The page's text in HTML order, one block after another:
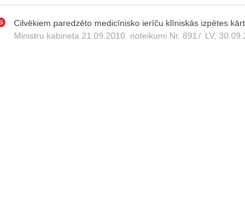
Cilvēkiem paredzēto medicīnisko ierīču klīniskās izpētes
Ministru kabineta 21.09.2010. noteikumi Nr. 891 / LV,